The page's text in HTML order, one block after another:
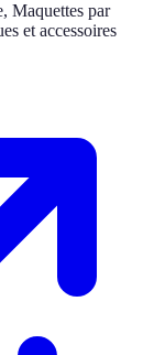
Maquettes par
et accessoires